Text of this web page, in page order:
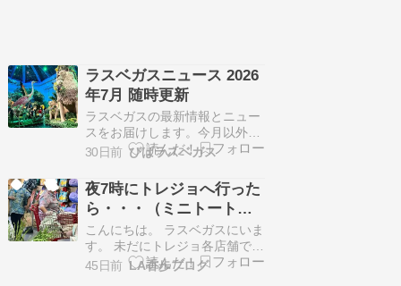
ラスベガスニュース 2026
年7月 随時更新
ラスベガスの最新情報とニュー
スをお届けします。今月以外の
ニュースはこちらから Xでもラ
す。@biba_lasvegasフォロー
してね！ 写真はベラージオホテ
ル植物園夏の展示。記事はこち
ら 【サマーリーグ】河村勇輝が
出場 2026年7月7日 ペイサーズ
v…
30日前 びばラスベガス
夜7時にトレジョへ行った
ら・・・（ミニトートバ
ッグ発売６日目）
こんにちは。 ラスベガスにいま
す。 未だにトレジョ各店舗で毎
朝大行列になっているストライ
45日前 LA香歩ブログ